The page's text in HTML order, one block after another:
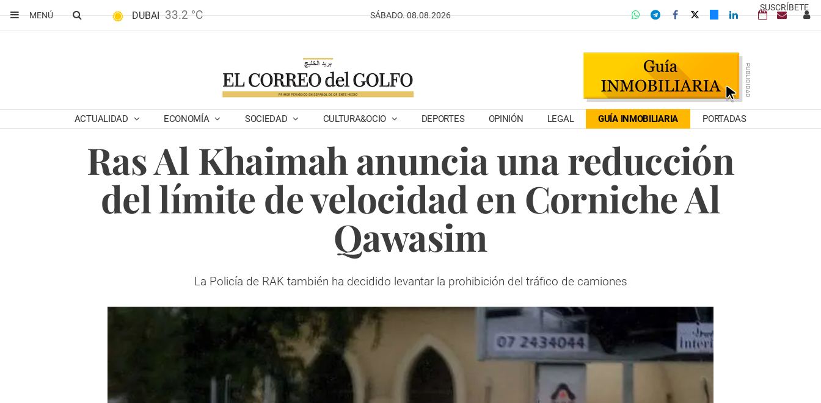
SUSCRÍBETE
MENÚ
DUBAI 33.2 °C SÁBADO. 08.08.2026
ACTUALIDAD ECONOMÍA SOCIEDAD CULTURA&OCIO DEPORTES OPINIÓN LEGAL GUÍA INMOBILIARIA PORTADAS
Ras Al Khaimah anuncia una reducción
del límite de velocidad en Corniche Al
Qawasim
La Policía de RAK también ha decidido levantar la prohibición del tráfico de camiones